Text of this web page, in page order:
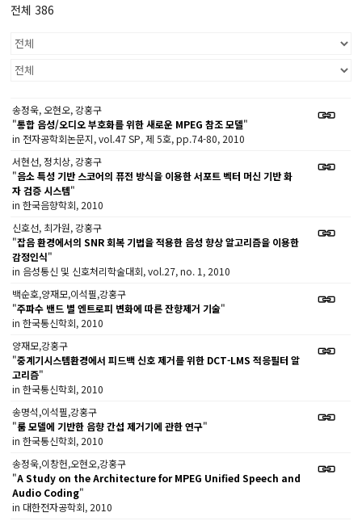
전체 386
송정욱, 오현오, 강홍구
"통합 음성/오디오 부호화를 위한 새로운 MPEG 참조 모델"
in 전자공학회논문지, vol.47 SP, 제 5호, pp.74-80, 2010
서현선, 정치상, 강홍구
"음소 특성 기반 스코어의 퓨전 방식을 이용한 서포트 벡터 머신 기반 화
자 검증 시스템"
in 한국음향학회, 2010
신호선, 최가원, 강홍구
"잡음 환경에서의 SNR 회복 기법을 적용한 음성 향상 알고리즘을 이용한
감정인식"
in 음성통신 및 신호처리학술대회, vol.27, no. 1, 2010
백순호,양재모,이석필,강홍구
"주파수 밴드 별 엔트로피 변화에 따른 잔향제거 기술"
in 한국통신학회, 2010
양재모,강홍구
"중계기시스템환경에서 피드백 신호 제거를 위한 DCT-LMS 적응필터 알
고리즘"
in 한국통신학회, 2010
송명석,이석필,강홍구
"룸 모델에 기반한 음향 간섭 제거기에 관한 연구"
in 한국통신학회, 2010
송정욱,이창헌,오현오,강홍구
"A Study on the Architecture for MPEG Unified Speech and
Audio Coding"
in 대한전자공학회, 2010